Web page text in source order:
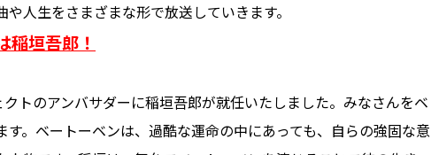
人生をさまざまな形で放送していきます。
稲垣吾郎！
クトのアンバサダーに稲垣吾郎が就任いたしました。みなさんをベ
す。ベートーベンは、過酷な運命の中にあっても、自らの強固な意